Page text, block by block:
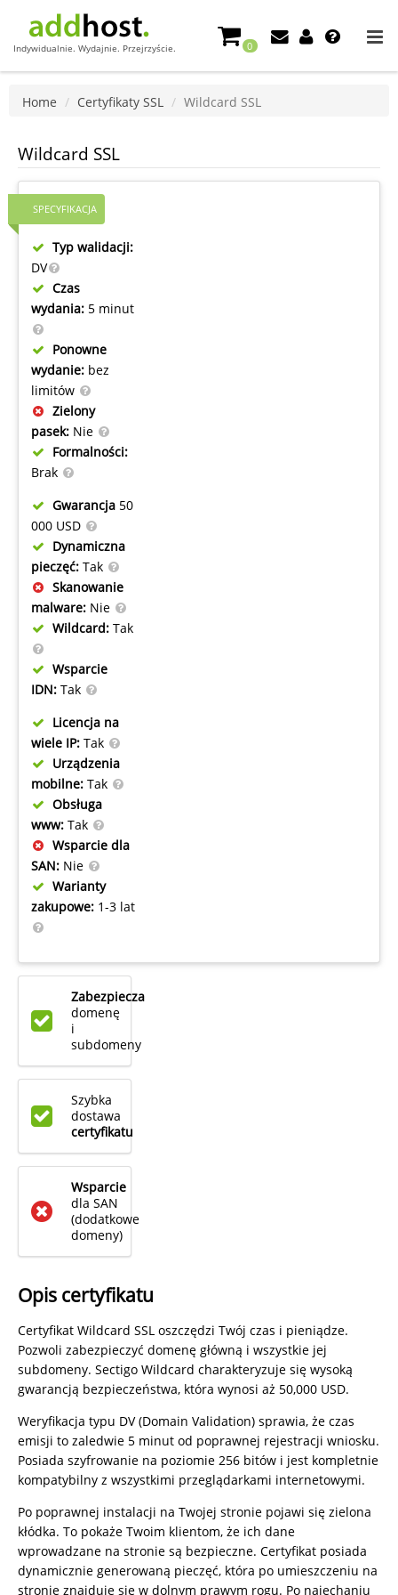
Indywidualnie. Wydajnie. Przejrzyście. 0
Home Certyfikaty SSL Wildcard SSL
Wildcard SSL
SPECYFIKACJA
Typ walidacji:
DV
Czas
wydania: 5 minut
Ponowne
wydanie: bez
limitów
Zielony
pasek: Nie
Formalności:
Brak
Gwarancja 50
000 USD
Dynamiczna
pieczęć: Tak
Skanowanie
malware: Nie
Wildcard: Tak
Wsparcie
IDN: Tak
Licencja na
wiele IP: Tak
Urządzenia
mobilne: Tak
Obsługa
www: Tak
Wsparcie dla
SAN: Nie
Warianty
zakupowe: 1-3 lat
Zabezpiecza
domenę
i
subdomeny
Szybka
dostawa
certyfikatu
Wsparcie
dla SAN
(dodatkowe
domeny)
Opis certyfikatu
Certyfikat Wildcard SSL oszczędzi Twój czas i pieniądze.
Pozwoli zabezpieczyć domenę główną i wszystkie jej
subdomeny. Sectigo Wildcard charakteryzuje się wysoką
gwarancją bezpieczeństwa, która wynosi aż 50,000 USD.
Weryfikacja typu DV (Domain Validation) sprawia, że czas
emisji to zaledwie 5 minut od poprawnej rejestracji wniosku.
Posiada szyfrowanie na poziomie 256 bitów i jest kompletnie
kompatybilny z wszystkimi przeglądarkami internetowymi.
Po poprawnej instalacji na Twojej stronie pojawi się zielona
kłódka. To pokaże Twoim klientom, że ich dane
wprowadzane na stronie są bezpieczne. Certyfikat posiada
dynamicznie generowaną pieczęć, która po umieszczeniu na
stronie znajduje się w dolnym prawym rogu. Po najechaniu